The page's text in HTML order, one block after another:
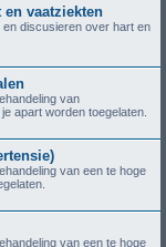
vaatziekten
discusieren over hart en
van
apart worden toegelaten.
van een te hoge
van een te hoge